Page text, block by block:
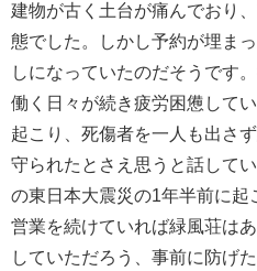
建物が古く土台が痛んでおり
態でした。しかし予約が埋ま
しになっていたのだそうです
働く日々が続き疲労困憊して
起こり、死傷者を一人も出さ
守られたとさえ思うと話して
の東日本大震災の1年半前に起
営業を続けていれば緑風荘は
していただろう、事前に防げ